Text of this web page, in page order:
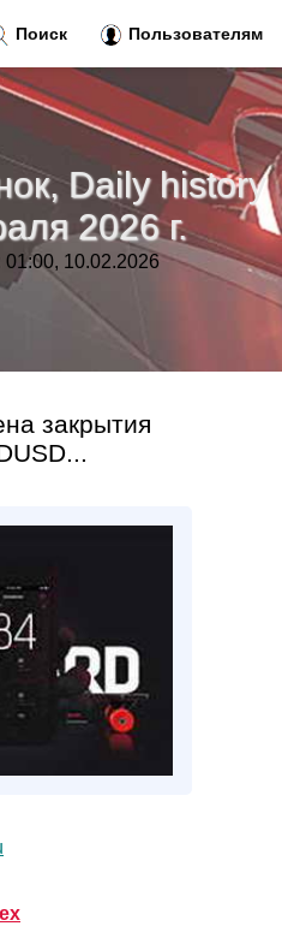
Daily history
2026 г.
10.02.2026
закрытия
Поиск Пользователям